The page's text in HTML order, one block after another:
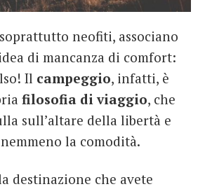
neofiti, associano
di mancanza di comfort:
Il campeggio, infatti, è
filosofia di viaggio, che
sull’altare della libertà e
la comodità.
destinazione che avete